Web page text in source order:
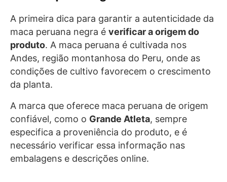
A primeira dica para garantir a autenticidade da
maca peruana negra é verificar a origem do
produto. A maca peruana é cultivada nos
Andes, região montanhosa do Peru, onde as
condições de cultivo favorecem o crescimento
da planta.
A marca que oferece maca peruana de origem
confiável, como o Grande Atleta, sempre
especifica a proveniência do produto, e é
necessário verificar essa informação nas
embalagens e descrições online.